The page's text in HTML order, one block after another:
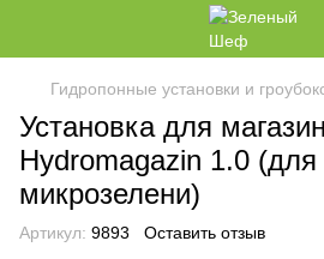
Гидропонные установки и
Установка для
Hydromagazin 1.0
микрозелени)
Артикул: 9893 Оставить отзыв